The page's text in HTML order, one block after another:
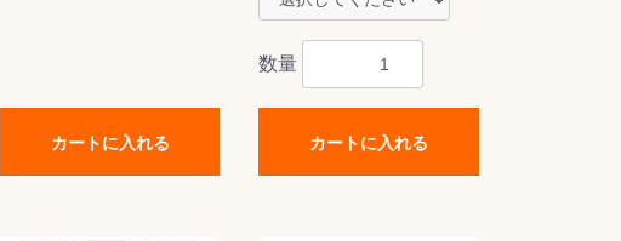
カートに入れる
数量
カートに入れる